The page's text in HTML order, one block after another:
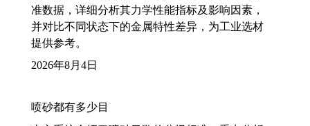
准数据，详细分析其力学性能指标及影响因素，
并对比不同状态下的金属特性差异，为工业选材
提供参考。
2026年8月4日
喷砂都有多少目